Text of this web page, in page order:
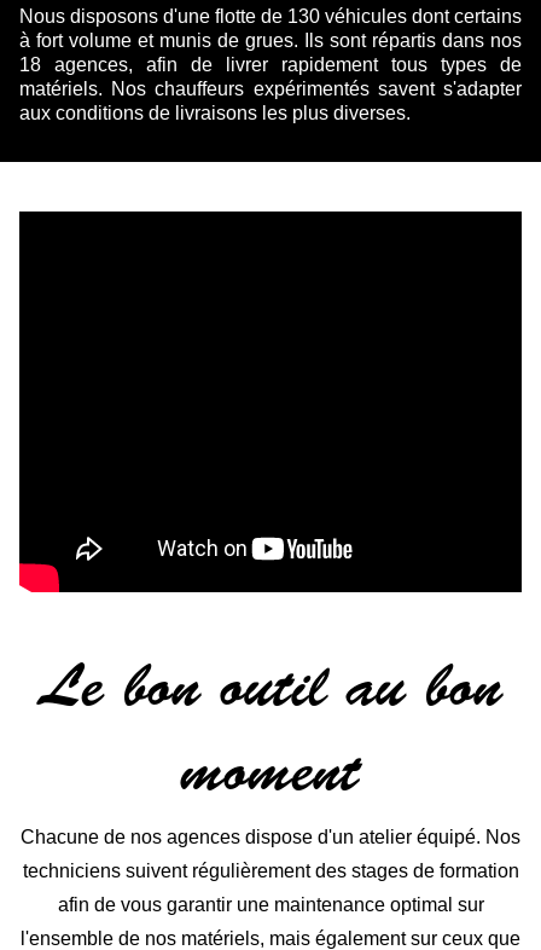
Nous disposons d'une flotte de 130 véhicules dont certains
à fort volume et munis de grues. Ils sont répartis dans nos
18 agences, afin de livrer rapidement tous types de
matériels. Nos chauffeurs expérimentés savent s'adapter
aux conditions de livraisons les plus diverses.
Le bon outil au bon
moment
Chacune de nos agences dispose d'un atelier équipé. Nos
techniciens suivent régulièrement des stages de formation
afin de vous garantir une maintenance optimal sur
l'ensemble de nos matériels, mais également sur ceux que